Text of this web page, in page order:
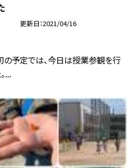
更新日 2021/04/16
の予定では、今日は授業参観を行
...